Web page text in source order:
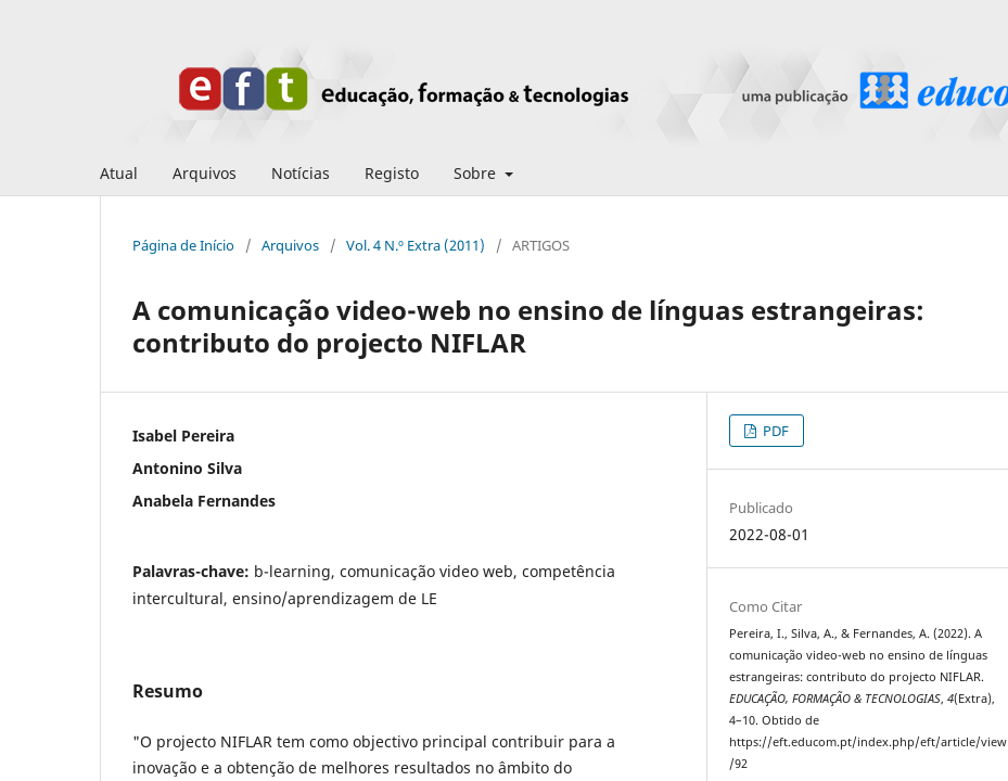
Atual Arquivos Notícias Registo Sobre
Página de Início / Arquivos / Vol. 4 N.º Extra (2011) / ARTIGOS
A comunicação video-web no ensino de línguas estrangeiras:
contributo do projecto NIFLAR
Isabel Pereira
Antonino Silva
Anabela Fernandes
Palavras-chave: b-learning, comunicação video web, competência
intercultural, ensino/aprendizagem de LE
Resumo
"O projecto NIFLAR tem como objectivo principal contribuir para a
inovação e a obtenção de melhores resultados no âmbito do
PDF
Publicado
2022-08-01
Como Citar
Pereira, I., Silva, A., & Fernandes, A. (2022). A
comunicação video-web no ensino de línguas
estrangeiras: contributo do projecto NIFLAR.
EDUCAÇÃO, FORMAÇÃO & TECNOLOGIAS,4(Extra),
4–10. Obtido de
https://eft.educom.pt/index.php/eft/article/view
/92